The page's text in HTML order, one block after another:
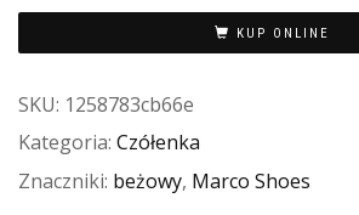
KUP ONLINE
SKU: 1258783cb66e
Kategoria: Czółenka
Znaczniki: beżowy, Marco Shoes